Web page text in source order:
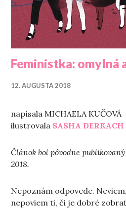
Feministka: omylná
12. AUGUSTA 2018
napísala MICHAELA KUČOVÁ
ilustrovala SASHA DERKACH
Článok bol pôvodne
2018.
Nepoznám odpovede.
nepoviem ti, či je dobré